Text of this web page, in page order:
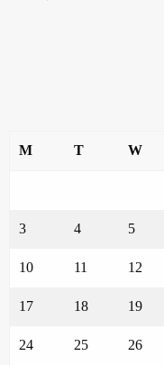
M T W
3 4 5
10 11 12
17 18 19
24 25 26